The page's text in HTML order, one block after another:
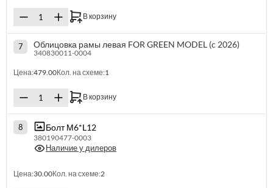
В корзину
7 Облицовка рамы левая FOR GREEN MODEL (c 2026)
340830011-0004
Цена:479.00Кол. на схеме:1
В корзину
8 Болт М6*L12
380190477-0003
Наличие у дилеров
Цена:30.00Кол. на схеме:2